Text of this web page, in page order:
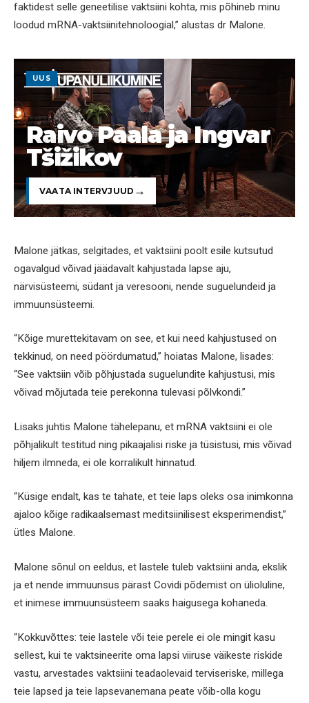
faktidest selle geneetilise vaktsiini kohta, mis põhineb minu
loodud mRNA-vaktsiinitehnoloogial,” alustas dr Malone.
UUS
Raivo Paala ja Ingvar
Tšižikov
VAATA INTERVJUUD
Malone jätkas, selgitades, et vaktsiini poolt esile kutsutud
ogavalgud võivad jäädavalt kahjustada lapse aju,
närvisüsteemi, südant ja veresooni, nende suguelundeid ja
immuunsüsteemi.
“Kõige murettekitavam on see, et kui need kahjustused on
tekkinud, on need pöördumatud,” hoiatas Malone, lisades:
“See vaktsiin võib põhjustada suguelundite kahjustusi, mis
võivad mõjutada teie perekonna tulevasi põlvkondi.”
Lisaks juhtis Malone tähelepanu, et mRNA vaktsiini ei ole
põhjalikult testitud ning pikaajalisi riske ja tüsistusi, mis võivad
hiljem ilmneda, ei ole korralikult hinnatud.
“Küsige endalt, kas te tahate, et teie laps oleks osa inimkonna
ajaloo kõige radikaalsemast meditsiinilisest eksperimendist,”
ütles Malone.
Malone sõnul on eeldus, et lastele tuleb vaktsiini anda, ekslik
ja et nende immuunsus pärast Covidi põdemist on ülioluline,
et inimese immuunsüsteem saaks haigusega kohaneda.
“Kokkuvõttes: teie lastele või teie perele ei ole mingit kasu
sellest, kui te vaktsineerite oma lapsi viiruse väikeste riskide
vastu, arvestades vaktsiini teadaolevaid terviseriske, millega
teie lapsed ja teie lapsevanemana peate võib-olla kogu